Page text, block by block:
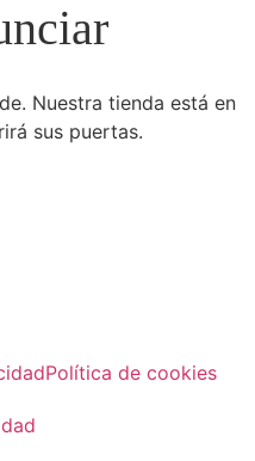
Nuestra tienda está en
sus puertas.
Política de cookies